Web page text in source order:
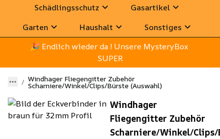
Schädlingsschutz
Gasartikel
Garten
Haushalt
Sonstiges
🎉 Endlich wieder da ! Unsere MysteryBox
SUPER
Windhager Fliegengitter Zubehör
Scharniere/Winkel/Clips/Bürste (Auswahl)
Windhager
Fliegengitter Zubehör
Scharniere/Winkel/